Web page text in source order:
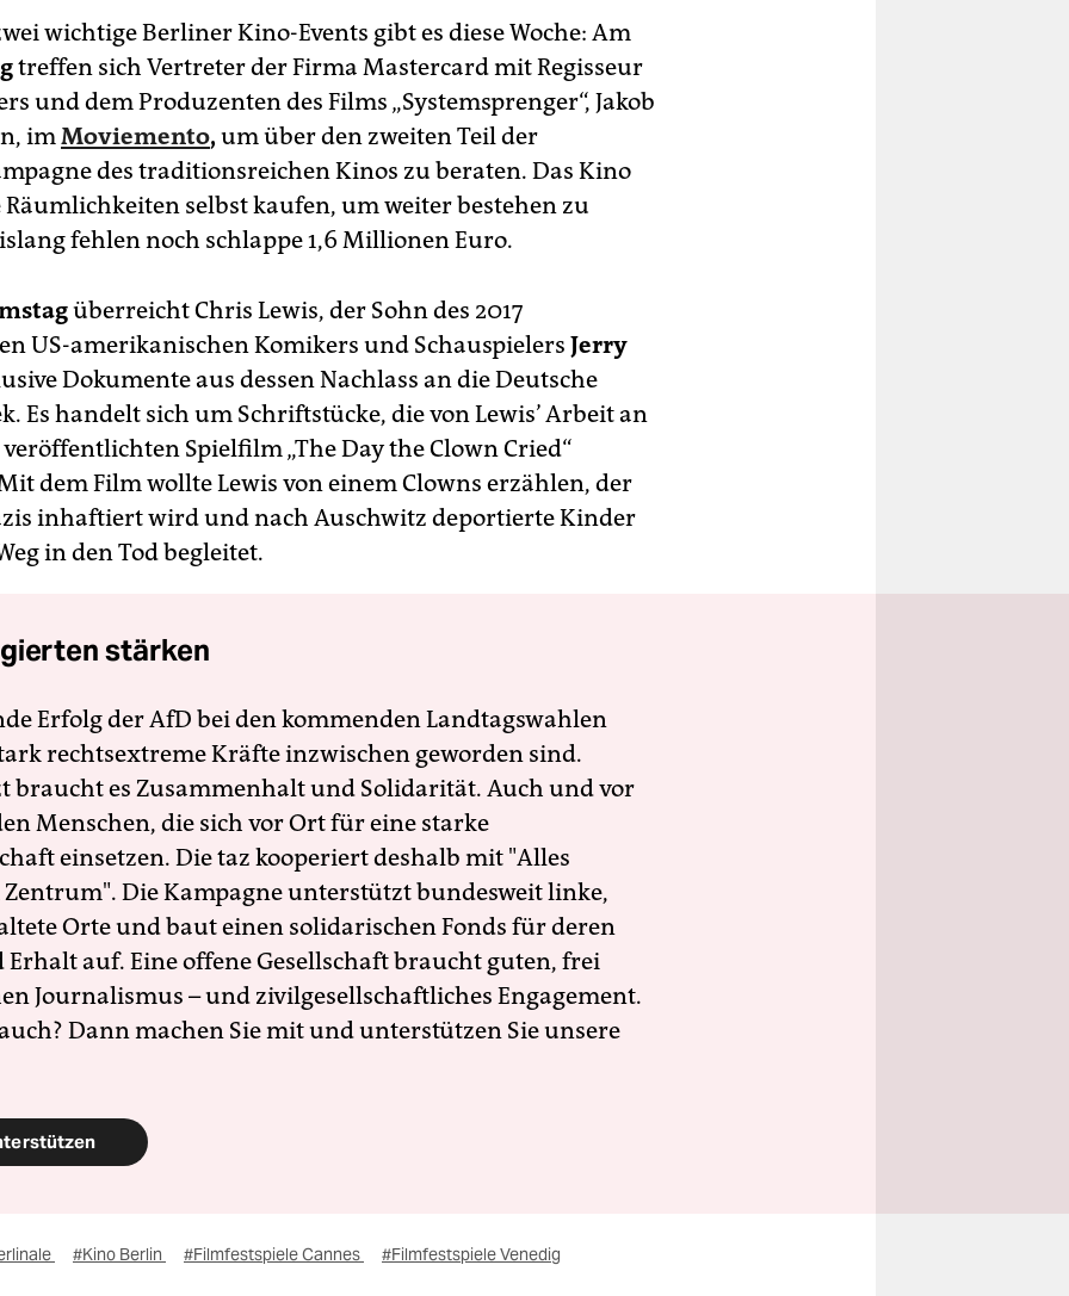
wichtige Berliner Kino-Events gibt es diese Woche: Am
treffen sich Vertreter der Firma Mastercard mit Regisseur
und dem Produzenten des Films „Systemsprenger“, Jakob
imMoviemento, um über den zweiten Teil der
des traditionsreichen Kinos zu beraten. Das Kino
Räumlichkeiten selbst kaufen, um weiter bestehen zu
fehlen noch schlappe 1,6 Millionen Euro.
überreicht Chris Lewis, der Sohn des 2017
US-amerikanischen Komikers und Schauspielers Jerry
Dokumente aus dessen Nachlass an die Deutsche
Es handelt sich um Schriftstücke, die von Lewis’ Arbeit an
Spielfilm „The Day the Clown Cried“
dem Film wollte Lewis von einem Clowns erzählen, der
inhaftiert wird und nach ­Auschwitz deportierte Kinder
in den Tod begleitet.
stärken
Erfolg der AfD bei den kommenden Landtagswahlen
rechtsextreme Kräfte inzwischen geworden sind.
braucht es Zusammenhalt und Solidarität. Auch und vor
Menschen, die sich vor Ort für eine starke
einsetzen. Die taz kooperiert deshalb mit "Alles
Die Kampagne unterstützt bundesweit linke,
Orte und baut einen solidarischen Fonds für deren
Erhalt auf. Eine offene Gesellschaft braucht guten, frei
Journalismus – und zivilgesellschaftliches Engagement.
Dann machen Sie mit und unterstützen Sie unsere
#Kino Berlin #Filmfestspiele Cannes #Filmfestspiele Venedig